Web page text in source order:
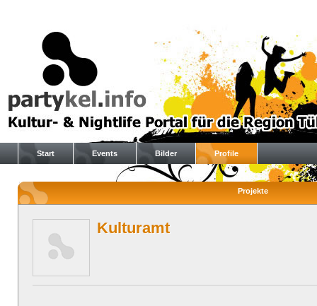
Start Events Bilder Profile
Projekte
Kulturamt